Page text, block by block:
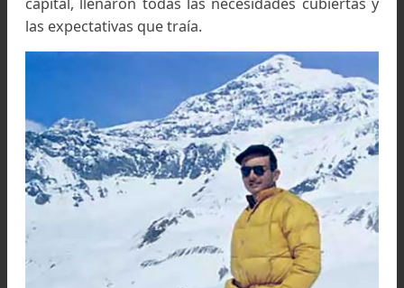
quien después se convirtió en novia, en
madre de sus hijos.
En el año 1947, decidió solicitar su
extranjero, para trabajar como
profesional, tuvo que elegir entre Chile,
Afganistán.
Lamentablemente, recién se concretó esta
a finales de febrero de 1951, cuando luego
habérsele seleccionado el lugar de destino,
embarcó en Marsella, en el barco Florida,
lejano país sudamericano de Chile.